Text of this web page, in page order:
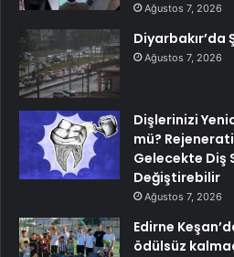
Ağustos 7, 2026
Ağustos 7, 2026
Dişlerinizi
mü?
Gelecekte Diş
Değiştirebilir
Ağustos 7, 2026
Edirne
ödülsüz